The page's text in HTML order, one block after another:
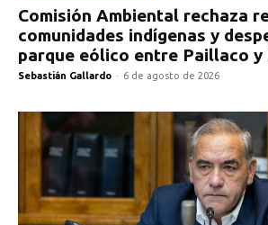
Comisión Ambiental rechaza
comunidades indígenas y
parque eólico entre Paillaco y
Sebastián Gallardo - 6 de agosto de 2026